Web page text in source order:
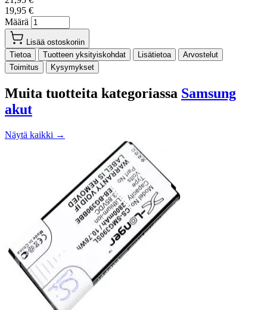
19,95 €
Määrä
Lisää ostoskoriin
Tietoa
Tuotteen yksityiskohdat Lisätietoa
Arvostelut
Toimitus
Kysymykset
Muita tuotteita kategoriassa Samsung
akut
Näytä kaikki →